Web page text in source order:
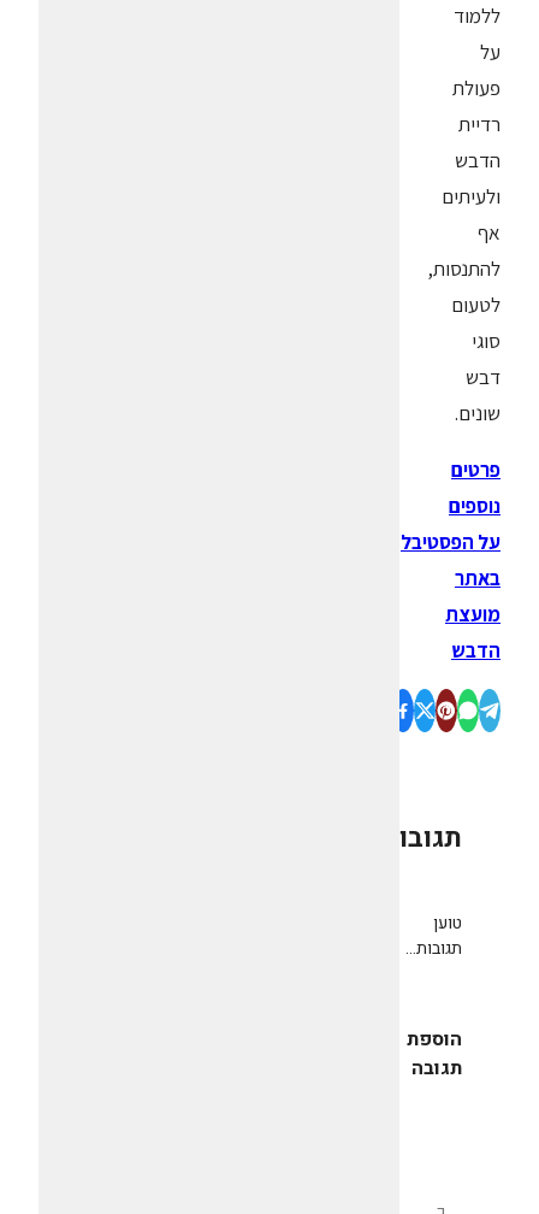
ללמוד
על
פעולת
רדיית
הדבש
ולעיתים
אף
להתנסות,
לטעום
סוגי
דבש
שונים.
פרטים
נוספים
על הפסטיבל
באתר
מועצת
הדבש
תגובות
טוען
תגובות...
הוספת
תגובה